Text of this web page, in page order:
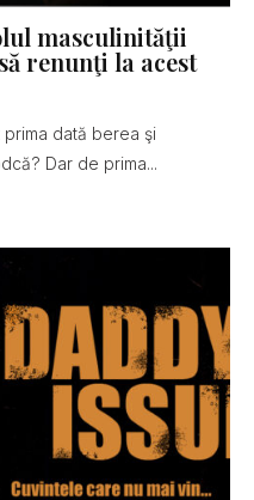
masculinităţii
renunţi la acest
prima dată berea şi
Dar de prima...